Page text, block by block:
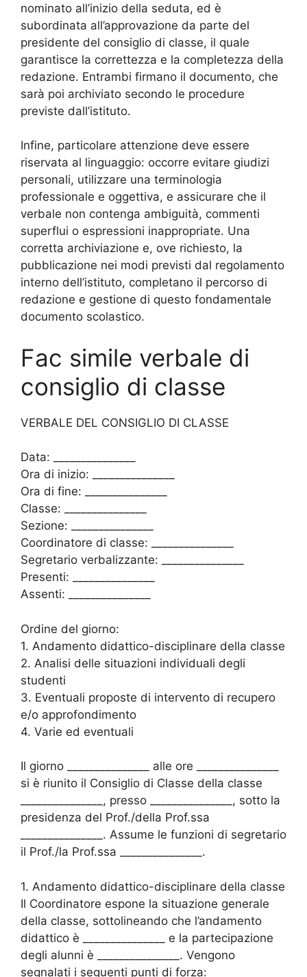
nominato all’inizio della seduta, ed è
subordinata all’approvazione da parte del
presidente del consiglio di classe, il quale
garantisce la correttezza e la completezza della
redazione. Entrambi firmano il documento, che
sarà poi archiviato secondo le procedure
previste dall’istituto.
Infine, particolare attenzione deve essere
riservata al linguaggio: occorre evitare giudizi
personali, utilizzare una terminologia
professionale e oggettiva, e assicurare che il
verbale non contenga ambiguità, commenti
superflui o espressioni inappropriate. Una
corretta archiviazione e, ove richiesto, la
pubblicazione nei modi previsti dal regolamento
interno dell’istituto, completano il percorso di
redazione e gestione di questo fondamentale
documento scolastico.
Fac simile verbale di
consiglio di classe​​
VERBALE DEL CONSIGLIO DI CLASSE
Data: _______________
Ora di inizio: _______________
Ora di fine: _______________
Classe: _______________
Sezione: _______________
Coordinatore di classe: _______________
Segretario verbalizzante: _______________
Presenti: _______________
Assenti: _______________
Ordine del giorno:
1. Andamento didattico-disciplinare della classe
2. Analisi delle situazioni individuali degli
studenti
3. Eventuali proposte di intervento di recupero
e/o approfondimento
4. Varie ed eventuali
Il giorno _______________ alle ore _______________
si è riunito il Consiglio di Classe della classe
_______________, presso _______________, sotto la
presidenza del Prof./della Prof.ssa
_______________. Assume le funzioni di segretario
il Prof./la Prof.ssa _______________.
1. Andamento didattico-disciplinare della classe
Il Coordinatore espone la situazione generale
della classe, sottolineando che l’andamento
didattico è _______________ e la partecipazione
degli alunni è _______________. Vengono
segnalati i seguenti punti di forza: